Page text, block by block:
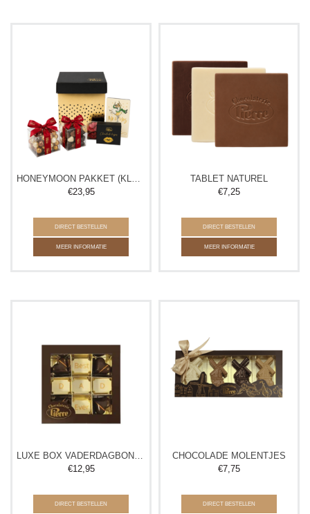
HONEYMOON PAKKET (KLEIN)
€23,95
DIRECT BESTELLEN
MEER INFORMATIE
TABLET NATUREL
€7,25
DIRECT BESTELLEN
MEER INFORMATIE
LUXE BOX VADERDAGBONBONS
€12,95
DIRECT BESTELLEN
CHOCOLADE MOLENTJES
€7,75
DIRECT BESTELLEN